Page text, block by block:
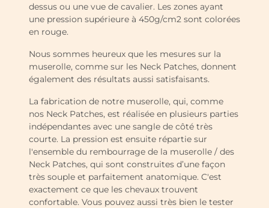
dessus ou une vue de cavalier. Les zones ayant
une pression supérieure à 450g/cm2 sont colorées
en rouge.
Nous sommes heureux que les mesures sur la
muserolle, comme sur les Neck Patches, donnent
également des résultats aussi satisfaisants.
La fabrication de notre muserolle, qui, comme
nos Neck Patches, est réalisée en plusieurs parties
indépendantes avec une sangle de côté très
courte. La pression est ensuite répartie sur
l'ensemble du rembourrage de la muserolle / des
Neck Patches, qui sont construites d’une façon
très souple et parfaitement anatomique. C'est
exactement ce que les chevaux trouvent
confortable. Vous pouvez aussi très bien le tester